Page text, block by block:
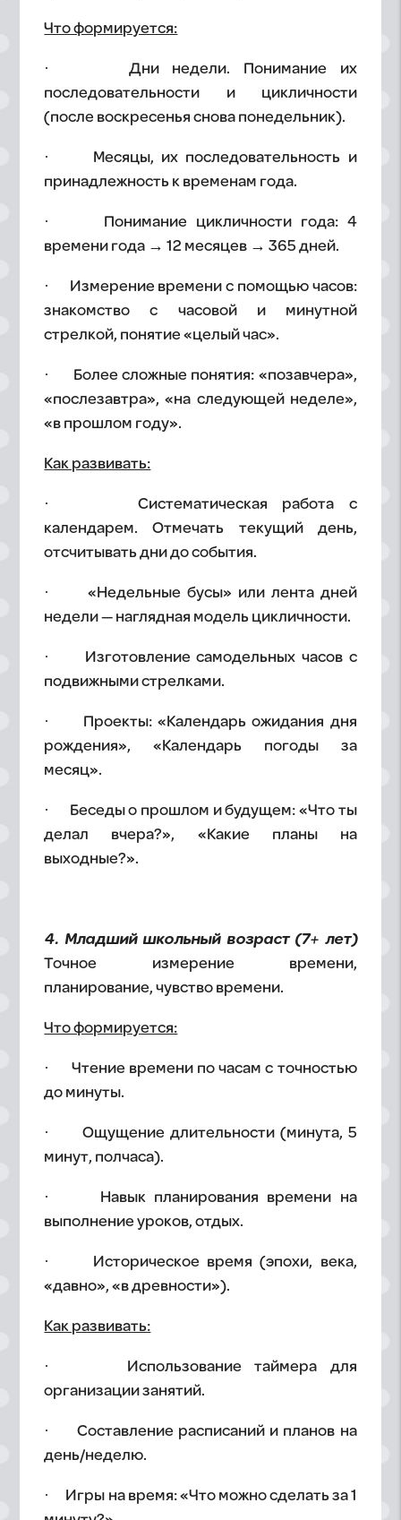
Что формируется:
· Дни недели. Понимание их
последовательности и цикличности
(после воскресенья снова понедельник).
· Месяцы, их последовательность и
принадлежность к временам года.
· Понимание цикличности года: 4
времени года → 12 месяцев → 365 дней.
· Измерение времени с помощью часов:
знакомство с часовой и минутной
стрелкой, понятие «целый час».
· Более сложные понятия: «позавчера»,
«послезавтра», «на следующей неделе»,
«в прошлом году».
Как развивать:
· Систематическая работа с
календарем. Отмечать текущий день,
отсчитывать дни до события.
· «Недельные бусы» или лента дней
недели — наглядная модель цикличности.
· Изготовление самодельных часов с
подвижными стрелками.
· Проекты: «Календарь ожидания дня
рождения», «Календарь погоды за
месяц».
· Беседы о прошлом и будущем: «Что ты
делал вчера?», «Какие планы на
выходные?».
4. Младший школьный возраст (7+ лет)
Точное измерение времени,
планирование, чувство времени.
Что формируется:
· Чтение времени по часам с точностью
до минуты.
· Ощущение длительности (минута, 5
минут, полчаса).
· Навык планирования времени на
выполнение уроков, отдых.
· Историческое время (эпохи, века,
«давно», «в древности»).
Как развивать:
· Использование таймера для
организации занятий.
· Составление расписаний и планов на
день/неделю.
· Игры на время: «Что можно сделать за 1